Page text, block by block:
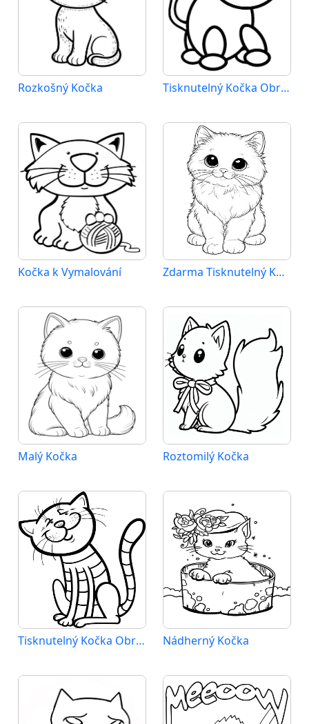
Rozkošný Kočka Tisknutelný Kočka Obrázek
Kočka k Vymalování Zdarma Tisknutelný Kočka
Malý Kočka Roztomilý Kočka
Tisknutelný Kočka Obrázek pro Děti Nádherný Kočka